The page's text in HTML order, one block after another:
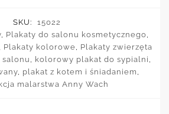
SKU:
15022
Plakaty do salonu kosmetycznego
Plakaty kolorowe
Plakaty zwierzęta
kolorowy plakat do sypialni
plakat z kotem i śniadaniem
malarstwa Anny Wach